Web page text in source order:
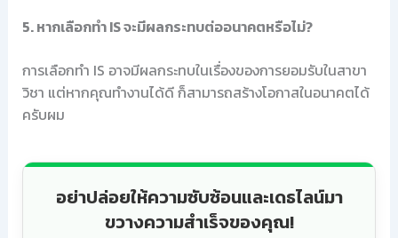
5. หากเลือกทำ IS จะมีผลกระทบต่ออนาคตหรือไม่?
การเลือกทำ IS อาจมีผลกระทบในเรื่องของการยอมรับในสาขา
วิชา แต่หากคุณทำงานได้ดี ก็สามารถสร้างโอกาสในอนาคตได้
ครับผม
อย่าปล่อยให้ความซับซ้อนและเดธไลน์มา
ขวางความสำเร็จของคุณ!